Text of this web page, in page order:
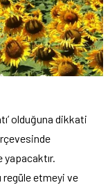
olduğuna dikkati
regüle etmeyi ve